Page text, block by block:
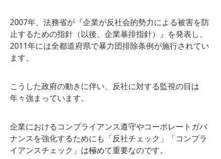
2007年、法務省が『企業が反社会的勢力による被害を防
止するための指針（以後、企業暴排指針）』を発表し、
2011年には全都道府県で暴力団排除条例が施行されてい
ます。
こうした政府の動きに伴い、反社に対する監視の目は
年々強まっています。
企業におけるコンプライアンス遵守やコーポレートガバ
ナンスを強化するためにも「反社チェック」「コンプラ
イアンスチェック」は極めて重要なのです。